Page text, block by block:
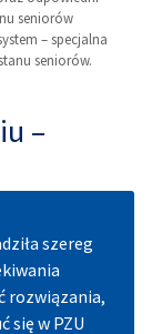
seniorów
– specjalna
seniorów.
–
szereg
rozwiązania,
się w PZU